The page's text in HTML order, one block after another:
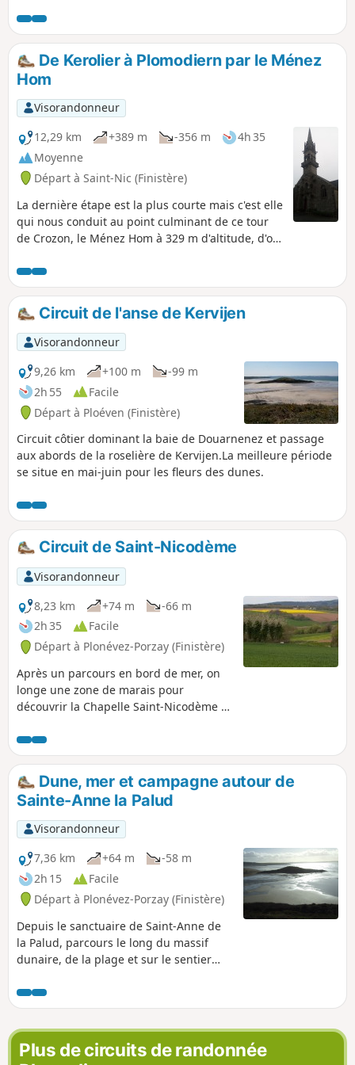
Porzay, mosaïque de couleurs en fonction
des cultures et de la saison. Au passage,
découvrez la "Quenouille de Sainte-Barbe,
stèle de l'âge du fer, sans doute utilisée pour
des cérémonies culturelles celtiques,. Elle
aurait également servi de pilori pour
attacher les condamnés à mort qui y furent
pendus.
De Kerolier à Plomodiern par le Ménez
Hom
Visorandonneur
12,29 km
+389 m -356 m
4h 35
Moyenne
Départ à Saint-Nic (Finistère)
La dernière étape est la plus courte mais c'est elle
qui nous conduit au point culminant de ce tour
de Crozon, le Ménez Hom à 329 m d'altitude, d'où
Circuit de l'anse de Kervijen
Visorandonneur
9,26 km
+100 m
-99 m
2h 55
Facile
Départ à Ploéven (Finistère)
Circuit côtier dominant la baie de Douarnenez et passage
aux abords de la roselière de Kervijen.La meilleure période
se situe en mai-juin pour les fleurs des dunes.
Circuit de Saint-Nicodème
Visorandonneur
8,23 km
+74 m
-66 m
2h 35
Facile
Départ à Plonévez-Porzay (Finistère)
Après un parcours en bord de mer, on
longe une zone de marais pour
découvrir la Chapelle Saint-Nicodème et
dominant la baie de Douarnenez.
Attention : GR® interdit entre le (1) et (2)
depuis mars 2021. Étude en cours mais
aucune indication sur place. Déviation
possible par le lieu-dit le Marroux
(sentier VTT).
Dune, mer et campagne autour de
Sainte-Anne la Palud
Visorandonneur
7,36 km
+64 m
-58 m
2h 15
Facile
Départ à Plonévez-Porzay (Finistère)
Depuis le sanctuaire de Saint-Anne de
la Palud, parcours le long du massif
dunaire, de la plage et sur le sentier
le long de la roselière de Kervijen et
retrouve le point de départ par des
petites routes de campagne offrant une
vue sur la Baie de Douarnenez.
Attention : GR® interdit entre le (3) et (4)
Plus de circuits de randonnée